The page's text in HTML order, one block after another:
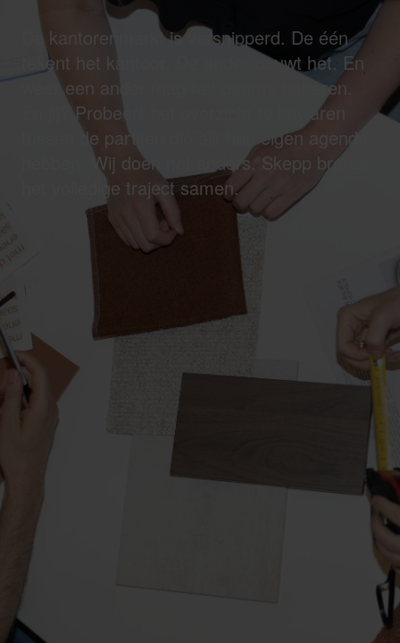
De kantorenmarkt is versnipperd. De één
tekent het kantoor. De ander bouwt het. En
weer een ander mag het daarna beheren.
En jij? Probeert het overzicht te bewaren
tussen de partijen die elk hun eigen agenda
hebben. Wij doen het anders. Skepp brengt
het volledige traject samen.